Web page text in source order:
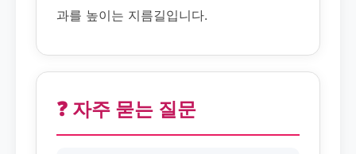
과를 높이는 지름길입니다.
❓ 자주 묻는 질문